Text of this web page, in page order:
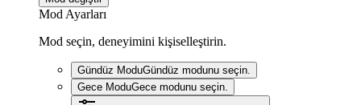
Mod Ayarları
Mod seçin, deneyimini kişiselleştirin.
Gündüz ModuGündüz modunu seçin.
Gece ModuGece modunu seçin.